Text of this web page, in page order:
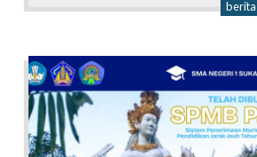
berita